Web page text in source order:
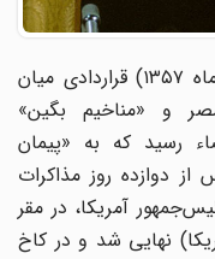
در تاریخ ۱۷ سپتامبر ۱۹۷۸ (۲۶ شهریورماه ۱۳۵۷) قراردادی میان
و «مناخیم بگین»
رسید که به «پیمان
دوازده روز مذاکرات
آمریکا، در مقر
نهایی شد و در کاخ